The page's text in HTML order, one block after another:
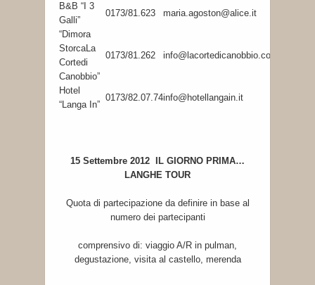
B&B “I 3
Galli”
0173/81.623
maria.agoston@alice.it
“Dimora
StorcaLa
Cortedi
Canobbio”
0173/81.262 info@lacortedicanobbio.com
Hotel
“Langa In”
0173/82.07.74info@hotellangain.it
15 Settembre 2012 IL GIORNO PRIMA…
LANGHE TOUR
Quota di partecipazione da definire in base al
numero dei partecipanti
comprensivo di: viaggio A/R in pulman,
degustazione, visita al castello, merenda